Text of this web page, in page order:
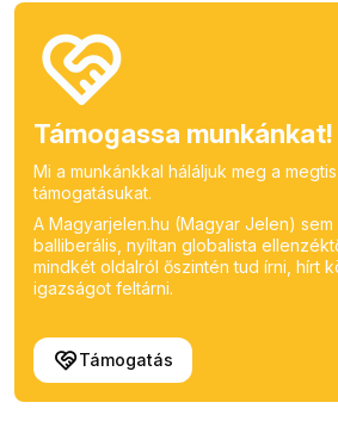
Támogassa munkánkat!
Mi a munkánkkal háláljuk meg a
támogatásukat.
A Magyarjelen.hu (Magyar Jelen) sem
balliberális, nyíltan globalista
mindkét oldalról őszintén tud írni, hírt
igazságot feltárni.
Támogatás